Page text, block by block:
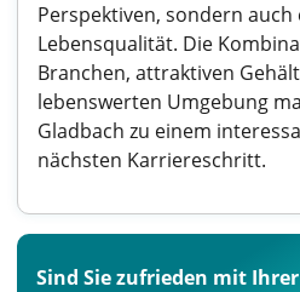
Perspektiven, sondern auch
Lebensqualität. Die
Branchen, attraktiven
lebenswerten Umgebung
Gladbach zu einem
nächsten Karriereschritt.
Sind Sie zufrieden mit